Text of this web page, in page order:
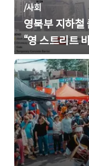
/사회
영북부 지하철
“영 스트리트